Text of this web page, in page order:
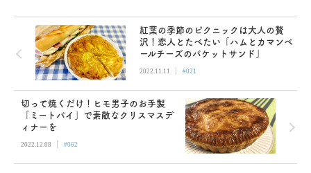
紅葉の季節のピクニックは大人の贅
沢！恋人とたべたい「ハムとカマンベ
ールチーズのバケットサンド」
2022.11.11 | #021
切って焼くだけ！ヒモ男子のお手製
「ミートパイ」で素敵なクリスマスデ
ィナーを
2022.12.08 | #062